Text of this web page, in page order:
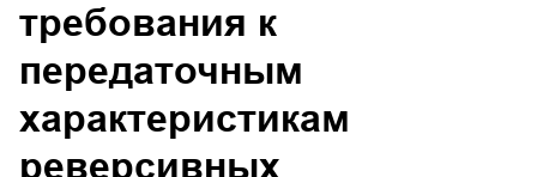
требования к
передаточным
характеристикам
реверсивных